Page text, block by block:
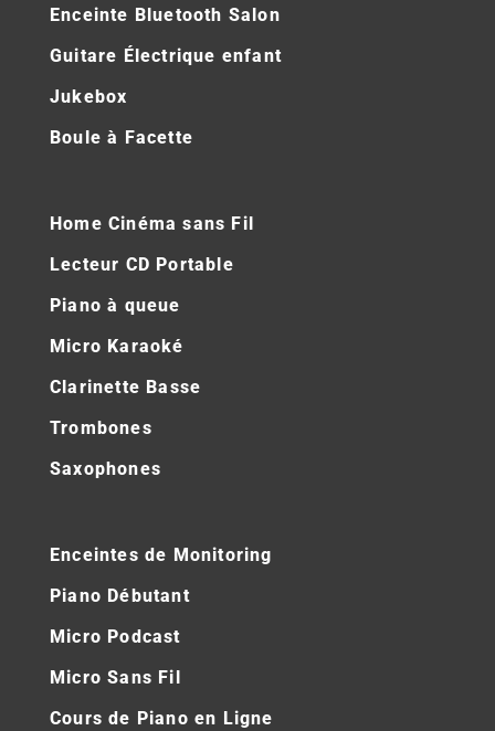
Enceinte Bluetooth Salon
Guitare Électrique enfant
Jukebox
Boule à Facette
Home Cinéma sans Fil
Lecteur CD Portable
Piano à queue
Micro Karaoké
Clarinette Basse
Trombones
Saxophones
Enceintes de Monitoring
Piano Débutant
Micro Podcast
Micro Sans Fil
Cours de Piano en Ligne